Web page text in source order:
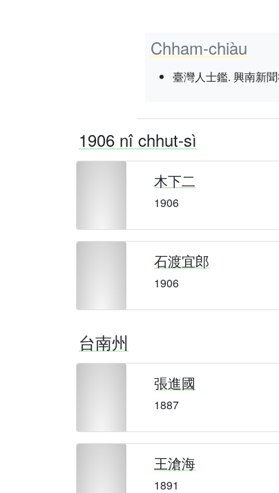
Chham-chiàu
臺灣人士鑑. 興南新
1906 nî chhut-sì
木下二
1906
石渡宜郎
1906
台南州
張進國
1887
王滄海
1891